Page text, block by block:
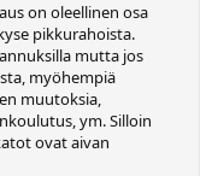
on oleellinen osa
pikkurahoista.
mutta jos
myöhempiä
muutoksia,
ym. Silloin
ovat aivan